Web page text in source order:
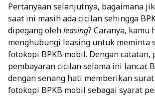
Pertanyaan selanjutnya, bagaimana
saat ini masih ada cicilan sehingga
dipegang olehleasing? Caranya, kamu
menghubungi leasing untuk meminta
fotokopi BPKB mobil. Dengan catatan,
pembayaran cicilan selama ini lancar.
dengan senang hati memberikan
fotokopi BPKB mobil sebagai syarat